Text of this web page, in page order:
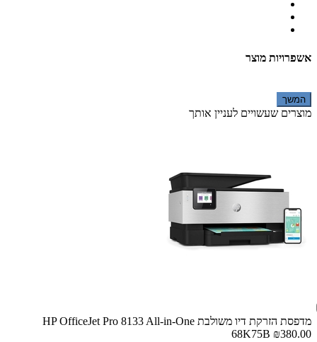
אשפרויות מוצר
המשך
מוצרים שעשויים לעניין אותך
מדפסת ‏הזרקת דיו ‏משולבת HP OfficeJet Pro 8133 All-in-One
68K75B ₪380.00